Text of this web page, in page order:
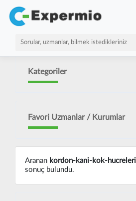
Kategoriler
Favori Uzmanlar / Kurumlar
Aranan kordon-kani-kok-hucreleri
sonuç bulundu.